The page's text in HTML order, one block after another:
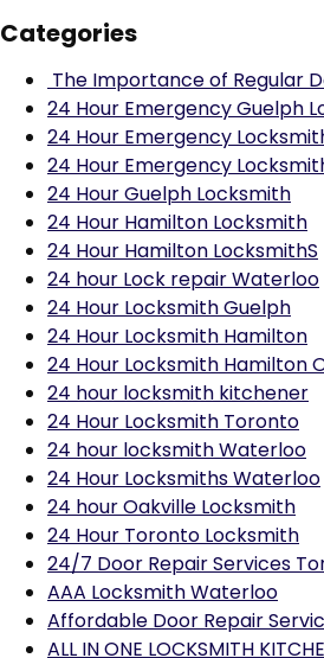
Categories
The Importance of Regular
24 Hour Emergency Guelph
24 Hour Emergency
24 Hour Emergency
24 Hour Guelph Locksmith
24 Hour Hamilton Locksmith
24 Hour Hamilton LocksmithS
24 hour Lock repair Waterloo
24 Hour Locksmith Guelph
24 Hour Locksmith Hamilton
24 Hour Locksmith Hamilton
24 hour locksmith kitchener
24 Hour Locksmith Toronto
24 hour locksmith Waterloo
24 Hour Locksmiths Waterloo
24 hour Oakville Locksmith
24 Hour Toronto Locksmith
24/7 Door Repair Services
AAA Locksmith Waterloo
Affordable Door Repair
ALL IN ONE LOCKSMITH